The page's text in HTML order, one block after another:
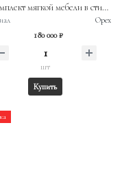
⚜️Комплект мягкой мебели в стиле рококо
Орех
180 000 ₽
шт
Купить